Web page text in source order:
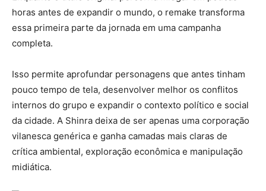
horas antes de expandir o mundo, o remake transforma
essa primeira parte da jornada em uma campanha
completa.
Isso permite aprofundar personagens que antes tinham
pouco tempo de tela, desenvolver melhor os conflitos
internos do grupo e expandir o contexto político e social
da cidade. A Shinra deixa de ser apenas uma corporação
vilanesca genérica e ganha camadas mais claras de
crítica ambiental, exploração econômica e manipulação
midiática.